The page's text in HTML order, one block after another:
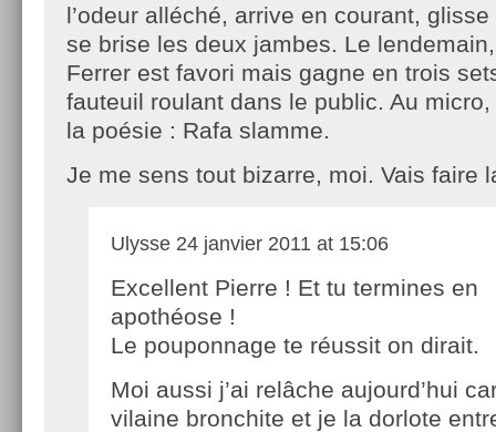
l’odeur alléché, arrive en courant,
se brise les deux jambes. Le
Ferrer est favori mais gagne en trois
fauteuil roulant dans le public. Au
la poésie : Rafa slamme.
Je me sens tout bizarre, moi. Vais faire
Ulysse 24 janvier 2011 at 15:06
Excellent Pierre ! Et tu termines en
apothéose !
Le pouponnage te réussit on dirait.
Moi aussi j’ai relâche aujourd’hui
vilaine bronchite et je la dorlote